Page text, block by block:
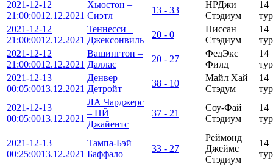
2021-12-12
21:00:0012.12.2021
Хьюстон –
Сиэтл
13 - 33
НРДжи
Стэдиум
14
тур
2021-12-12
21:00:0012.12.2021
Теннесси –
Джексонвиль
20 - 0
Ниссан
Стэдиум
14
тур
2021-12-12
21:00:0012.12.2021
Вашингтон –
Даллас
20 - 27
ФедЭкс
Филд
14
тур
2021-12-13
00:05:0013.12.2021
Денвер –
Детройт
38 - 10
Майл Хай
Стэдум
14
тур
2021-12-13
00:05:0013.12.2021
ЛА Чарджерс
– НЙ
Джайентс
37 - 21
Соу-Фай
Стэдиум
14
тур
2021-12-13
00:25:0013.12.2021
Тампа-Бэй –
Баффало
33 - 27
Реймонд
Джеймс
Стэдиум
14
тур